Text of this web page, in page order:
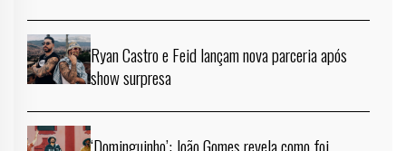
Ryan Castro e Feid lançam nova parceria após
show surpresa
‘Dominguinho’: João Gomes revela como foi